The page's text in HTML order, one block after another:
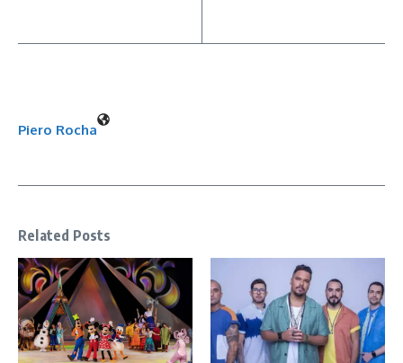
Piero Rocha
Related Posts